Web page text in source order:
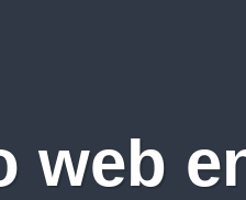
web